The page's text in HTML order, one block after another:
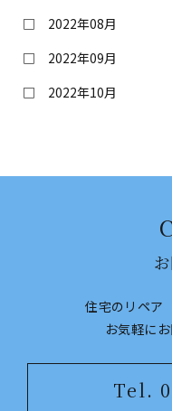
2022年08月
2022年09月
2022年10月
住宅のリペア
お気軽に
Tel.